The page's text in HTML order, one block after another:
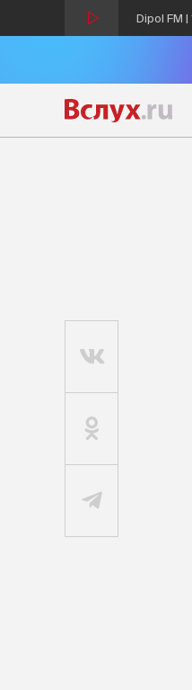
Dipol FM |